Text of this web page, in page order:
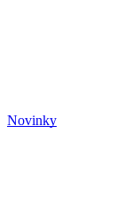
Novinky